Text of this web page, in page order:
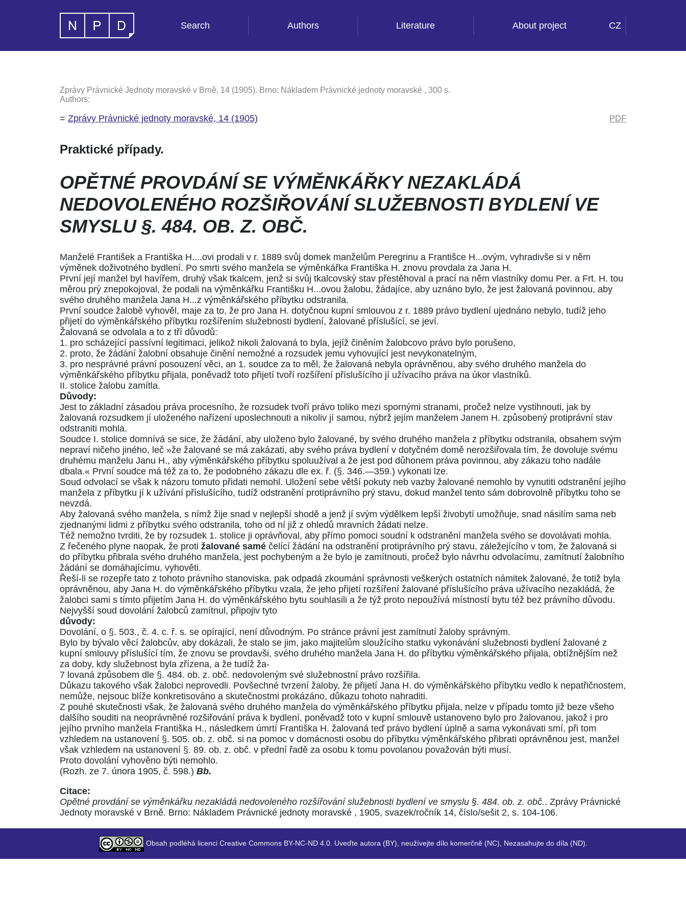
Search Authors Literature About project CZ
Zprávy Právnické Jednoty moravské v Brně, 14 (1905). Brno: Nákladem Právnické jednoty moravské , 300 s.
Authors:
= Zprávy Právnické jednoty moravské, 14 (1905) PDF
Praktické případy.
OPĚTNÉ PROVDÁNÍ SE VÝMĚNKÁŘKY NEZAKLÁDÁ
NEDOVOLENÉHO ROZŠIŘOVÁNÍ SLUŽEBNOSTI BYDLENÍ VE
SMYSLU §. 484. OB. Z. OBČ.
Manželé František a Františka H....ovi prodali v r. 1889 svůj domek manželům Peregrinu a Františce H...ovým, vyhradivše si v něm
výměnek doživotného bydlení. Po smrti svého manžela se výměnkářka Františka H. znovu provdala za Jana H.
První její manžel byl havířem, druhý však tkalcem, jenž si svůj tkalcovský stav přestěhoval a prací na něm vlastníky domu Per. a Frt. H. tou
měrou prý znepokojoval, že podali na výměnkářku Františku H...ovou žalobu, žádajíce, aby uznáno bylo, že jest žalovaná povinnou, aby
svého druhého manžela Jana H...z výměnkářského příbytku odstranila.
První soudce žalobě vyhověl, maje za to, že pro Jana H. dotyčnou kupní smlouvou z r. 1889 právo bydlení ujednáno nebylo, tudíž jeho
přijetí do výměnkářského příbytku rozšířením služebnosti bydlení, žalované příslušící, se jeví.
Žalovaná se odvolala a to z tří důvodů:
1. pro scházející passívní legitimaci, jelikož nikoli žalovaná to byla, jejíž činěním žalobcovo právo bylo porušeno,
2. proto, že žádání žalobní obsahuje činění nemožné a rozsudek jemu vyhovující jest nevykonatelným,
3. pro nesprávné právní posouzení věci, an 1. soudce za to měl, že žalovaná nebyla oprávněnou, aby svého druhého manžela do
výměnkářského příbytku přijala, poněvadž toto přijetí tvoří rozšíření příslušícího jí užívacího práva na úkor vlastníků.
II. stolice žalobu zamítla.
Důvody:
Jest to základní zásadou práva procesního, že rozsudek tvoří právo toliko mezi spornými stranami, pročež nelze vystihnouti, jak by
žalovaná rozsudkem jí uloženého nařízení uposlechnouti a nikoliv jí samou, nýbrž jejím manželem Janem H. způsobený protiprávní stav
odstraniti mohla.
Soudce I. stolice domnívá se sice, že žádání, aby uloženo bylo žalované, by svého druhého manžela z příbytku odstranila, obsahem svým
nepraví ničeho jiného, leč »že žalované se má zakázati, aby svého práva bydlení v dotyčném domě nerozšiřovala tím, že dovoluje svému
druhému manželu Janu H., aby výměnkářského příbytku spoluužíval a že jest pod důhonem práva povinnou, aby zákazu toho nadále
dbala.« První soudce má též za to, že podobného zákazu dle ex. ř. (§. 346.—359.) vykonati lze.
Soud odvolací se však k názoru tomuto přidati nemohl. Uložení sebe větší pokuty neb vazby žalované nemohlo by vynutiti odstranění jejího
manžela z příbytku jí k užívání příslušícího, tudíž odstranění protiprávního prý stavu, dokud manžel tento sám dobrovolně příbytku toho se
nevzdá.
Aby žalovaná svého manžela, s nímž žije snad v nejlepší shodě a jenž jí svým výdělkem lepší živobytí umožňuje, snad násilím sama neb
zjednanými lidmi z příbytku svého odstranila, toho od ní již z ohledů mravních žádati nelze.
Též nemožno tvrditi, že by rozsudek 1. stolice ji oprávňoval, aby přímo pomoci soudní k odstranění manžela svého se dovolávati mohla.
Z řečeného plyne naopak, že proti žalované samé čelící žádání na odstranění protiprávního prý stavu, záležejícího v tom, že žalovaná si
do příbytku přibrala svého druhého manžela, jest pochybeným a že bylo je zamítnouti, pročež bylo návrhu odvolacímu, zamítnutí žalobního
žádání se domáhajícímu, vyhověti.
Řeší-li se rozepře tato z tohoto právního stanoviska, pak odpadá zkoumání správnosti veškerých ostatních námitek žalované, že totiž byla
oprávněnou, aby Jana H. do výměnkářského příbytku vzala, že jeho přijetí rozšíření žalované příslušícího práva užívacího nezakládá, že
žalobci sami s tímto přijetím Jana H. do výměnkářského bytu souhlasili a že týž proto nepoužívá místností bytu též bez právního důvodu.
Nejvyšší soud dovolání žalobců zamítnul, připojiv tyto
důvody:
Dovolání, o §. 503., č. 4. c. ř. s. se opírající, není důvodným. Po stránce právní jest zamítnutí žaloby správným.
Bylo by bývalo věcí žalobcův, aby dokázali, že stalo se jim, jako majitelům sloužícího statku vykonávání služebnosti bydlení žalované z
kupní smlouvy příslušící tím, že znovu se provdavši, svého druhého manžela Jana H. do příbytku výměnkářského přijala, obtížnějším než
za doby, kdy služebnost byla zřízena, a že tudíž ža-
7 lovaná způsobem dle §. 484. ob. z. obč. nedovoleným své služebnostní právo rozšířila.
Důkazu takového však žalobci neprovedli. Povšechné tvrzení žaloby, že přijetí Jana H. do výměnkářského příbytku vedlo k nepatřičnostem,
nemůže, nejsouc blíže konkretisováno a skutečnostmi prokázáno, důkazu tohoto nahraditi.
Z pouhé skutečnosti však, že žalovaná svého druhého manžela do výměnkářského příbytku přijala, nelze v případu tomto již beze všeho
dalšího souditi na neoprávněné rozšiřování práva k bydlení, poněvadž toto v kupní smlouvě ustanoveno bylo pro žalovanou, jakož i pro
jejího prvního manžela Františka H., následkem úmrtí Františka H. žalovaná teď právo bydlení úplně a sama vykonávati smí, při tom
vzhledem na ustanovení §. 505. ob. z. obč. si na pomoc v domácnosti osobu do příbytku výměnkářského přibrati oprávněnou jest, manžel
však vzhledem na ustanovení §. 89. ob. z. obč. v přední řadě za osobu k tomu povolanou považován býti musí.
Proto dovolání vyhověno býti nemohlo.
(Rozh. ze 7. února 1905, č. 598.) Bb.
Citace:
Opětné provdání se výměnkářku nezakládá nedovoleného rozšířování služebnosti bydlení ve smyslu §. 484. ob. z. obč.. Zprávy Právnické
Jednoty moravské v Brně. Brno: Nákladem Právnické jednoty moravské , 1905, svazek/ročník 14, číslo/sešit 2, s. 104-106.
Obsah podléhá licenci Creative Commons BY-NC-ND 4.0. Uveďte autora (BY), neužívejte dílo komerčně (NC), Nezasahujte do díla (ND).